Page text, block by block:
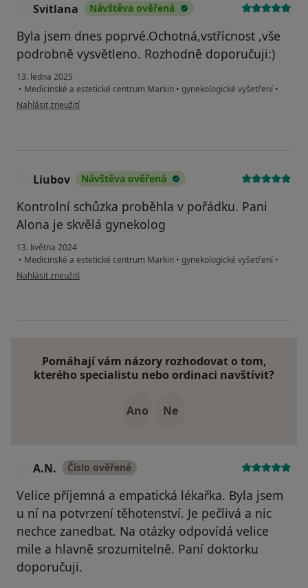
Svitlana Návštěva ověřená
Byla jsem dnes poprvé.Ochotná,vstřícnost ,vše
podrobně vysvětleno. Rozhodně doporučuji:)
13. ledna 2025
• Medicinské a estetické centrum Markin • gynekologické vyšetření •
podle názoru uživatele Svitlana
Nahlásit zneužití
Liubov Návštěva ověřená
Kontrolní schůzka proběhla v pořádku. Pani
Alona je skvělá gynekolog
13. května 2024
• Medicinské a estetické centrum Markin • gynekologické vyšetření •
podle názoru uživatele Liubov
Nahlásit zneužití
Pomáhají vám názory rozhodovat o tom,
kterého specialistu nebo ordinaci navštívit?
Ano Ne
A.N. Číslo ověřené
Velice příjemná a empatická lékařka. Byla jsem
u ní na potvrzení těhotenství. Je pečlivá a nic
nechce zanedbat. Na otázky odpovídá velice
mile a hlavně srozumitelně. Paní doktorku
doporučuji.